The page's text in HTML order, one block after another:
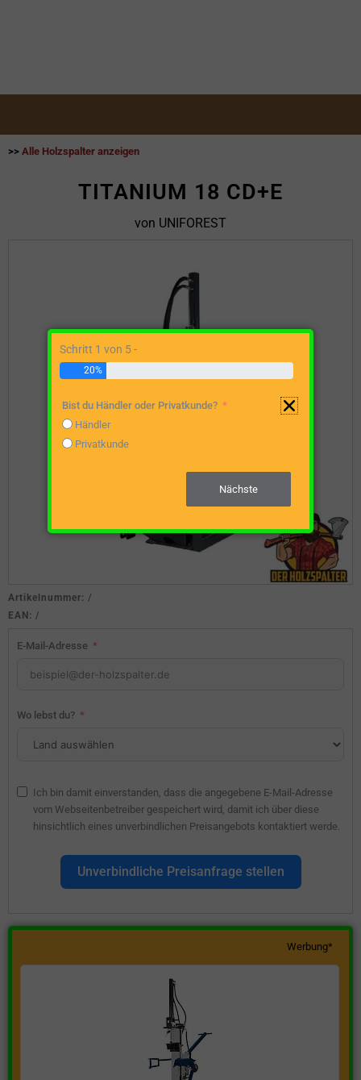
>> Alle Holzspalter anzeigen
TITANIUM 18 CD+E
von UNIFOREST
Artikelnummer: /
EAN: /
E-Mail-Adresse
Wo lebst du?
Ich bin damit einverstanden, dass die angegebene E-Mail-Adresse
vom Webseitenbetreiber gespeichert wird, damit ich über diese
hinsichtlich eines unverbindlichen Preisangebots kontaktiert werde.
Unverbindliche Preisanfrage stellen
Werbung*
Schritt 1 von 5 -
20%
Bist du Händler oder Privatkunde?
Händler
Privatkunde
Nächste